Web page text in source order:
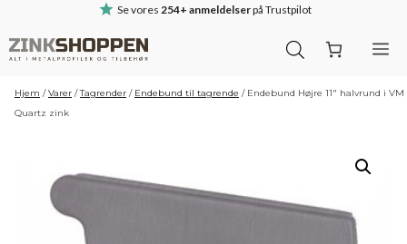
indhold
Se vores 254+ anmeldelserpå Trustpilot
Hjem /Varer /Tagrender / Endebund til tagrende / Endebund Højre 11″ halvrund i VM
Quartz zink